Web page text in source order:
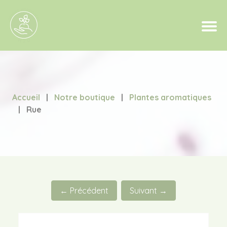
Accueil | Notre boutique |
Plantes aromatiques
|
Rue
← Précédent Suivant →